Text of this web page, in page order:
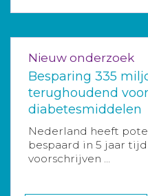
Nieuw onderzoek
Besparing 335
terughoudend
diabetesmiddelen
Nederland heeft
bespaard in 5 jaar
voorschrijven ...